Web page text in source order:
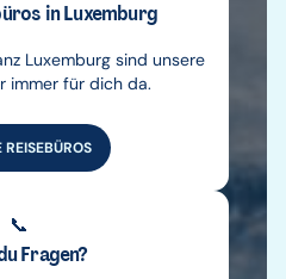
in Luxemburg
Luxemburg sind unsere
immer für dich da.
REISEBÜROS
📞
Fragen?